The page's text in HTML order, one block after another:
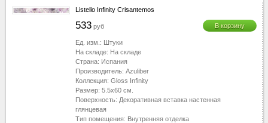
Listello Infinity Crisantemos
533 руб В корзину
Ед. изм.: Штуки
На складе: На складе
Страна: Испания
Производитель: Azuliber
Коллекция: Gloss Infinity
Размер: 5.5x60 см.
Поверхность: Декоративная вставка настенная
глянцевая
Тип помещения: Внутренняя отделка